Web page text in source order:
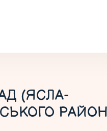
(ЯСЛА-